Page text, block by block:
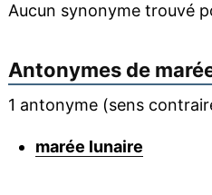
Aucun synonyme trouvé
Antonymes de
1 antonyme (sens
marée lunaire